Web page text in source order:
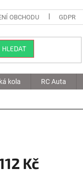
OBCHODU GDPR
HLEDAT
kola RC Auta
Kč